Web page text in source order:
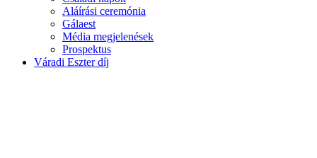
Aláírási ceremónia
Gálaest
Média megjelenések
Prospektus
Váradi Eszter díj